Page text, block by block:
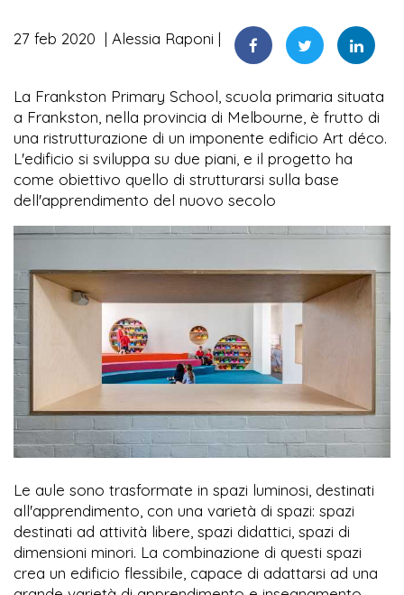
27 feb 2020 Alessia Raponi
La Frankston Primary School, scuola primaria situata
a Frankston, nella provincia di Melbourne, è frutto di
una ristrutturazione di un imponente edificio Art déco.
L'edificio si sviluppa su due piani, e il progetto ha
come obiettivo quello di strutturarsi sulla base
dell'apprendimento del nuovo secolo
Le aule sono trasformate in spazi luminosi, destinati
all'apprendimento, con una varietà di spazi: spazi
destinati ad attività libere, spazi didattici, spazi di
dimensioni minori. La combinazione di questi spazi
crea un edificio flessibile, capace di adattarsi ad una